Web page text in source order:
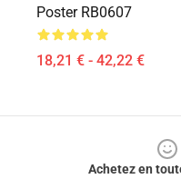
Poster RB0607
18,21 € - 42,22 €
Achetez en